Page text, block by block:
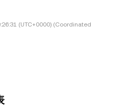
(UTC+0000) (Coordinated